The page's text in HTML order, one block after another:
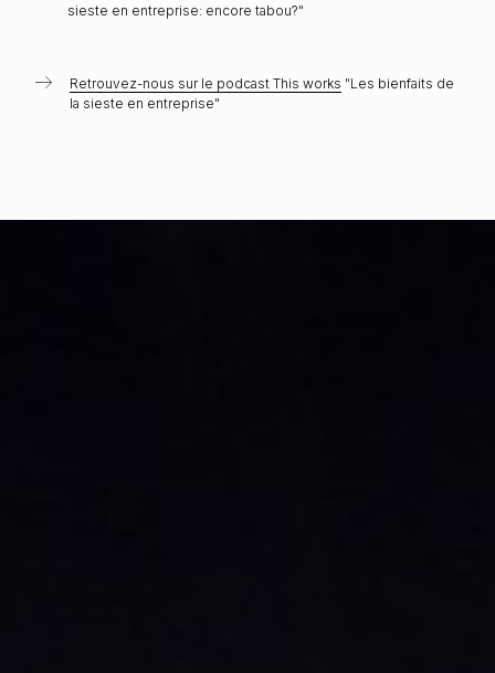
sieste en entreprise: encore tabou?"
Retrouvez-nous sur le podcast This works "Les bienfaits de
la sieste en entreprise"